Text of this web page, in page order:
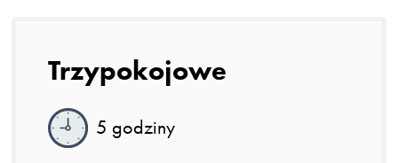
Trzypokojowe
5 godziny